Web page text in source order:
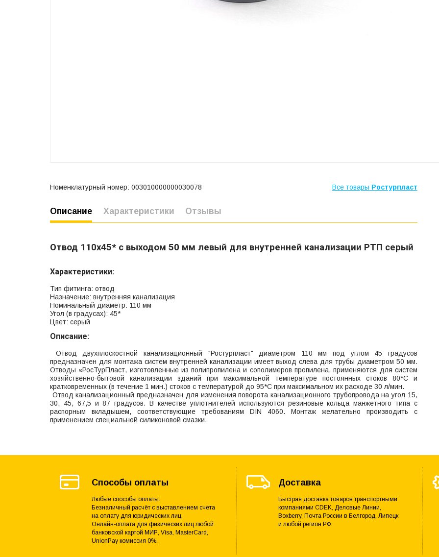
Номенклатурный номер: 003010000000030078 Все товары Ростурпласт
Описание Характеристики Отзывы
Отвод 110х45* с выходом 50 мм левый для внутренней канализации РТП серый
Характеристики:
Тип фитинга: отвод
Назначение: внутренняя канализация
Номинальный диаметр: 110 мм
Угол (в градусах): 45*
Цвет: серый
Описание:
Отвод двухплоскостной канализационный "Ростурпласт" диаметром 110 мм под углом 45 градусов
предназначен для монтажа систем внутренней канализации имеет выход слева для трубы диаметром 50 мм.
Отводы «РосТурПласт, изготовленные из полипропилена и сополимеров пропилена, применяются для систем
хозяйственно-бытовой канализации зданий при максимальной температуре постоянных стоков 80*С и
кратковременных (в течение 1 мин.) стоков с температурой до 95*С при максимальном их расходе 30 л/мин.
Отвод канализационный предназначен для изменения поворота канализационного трубопровода на угол 15,
30, 45, 67,5 и 87 градусов. В качестве уплотнителей используются резиновые кольца манжетного типа с
распорным вкладышем, соответствующие требованиям DIN 4060. Монтаж желательно производить с
применением специальной силиконовой смазки.
Способы оплаты
Любые способы оплаты.
Безналичный расчёт с выставлением счёта
на оплату для юридических лиц.
Онлайн-оплата для физических лиц любой
банковской картой МИР, Visa, MasterCard,
UnionPay комиссия 0%.
Доставка
Быстрая доставка товаров транспортными
компаниями CDEK, Деловые Линии,
Boxberry, Почта России в Белгород, Липецк
и любой регион РФ.